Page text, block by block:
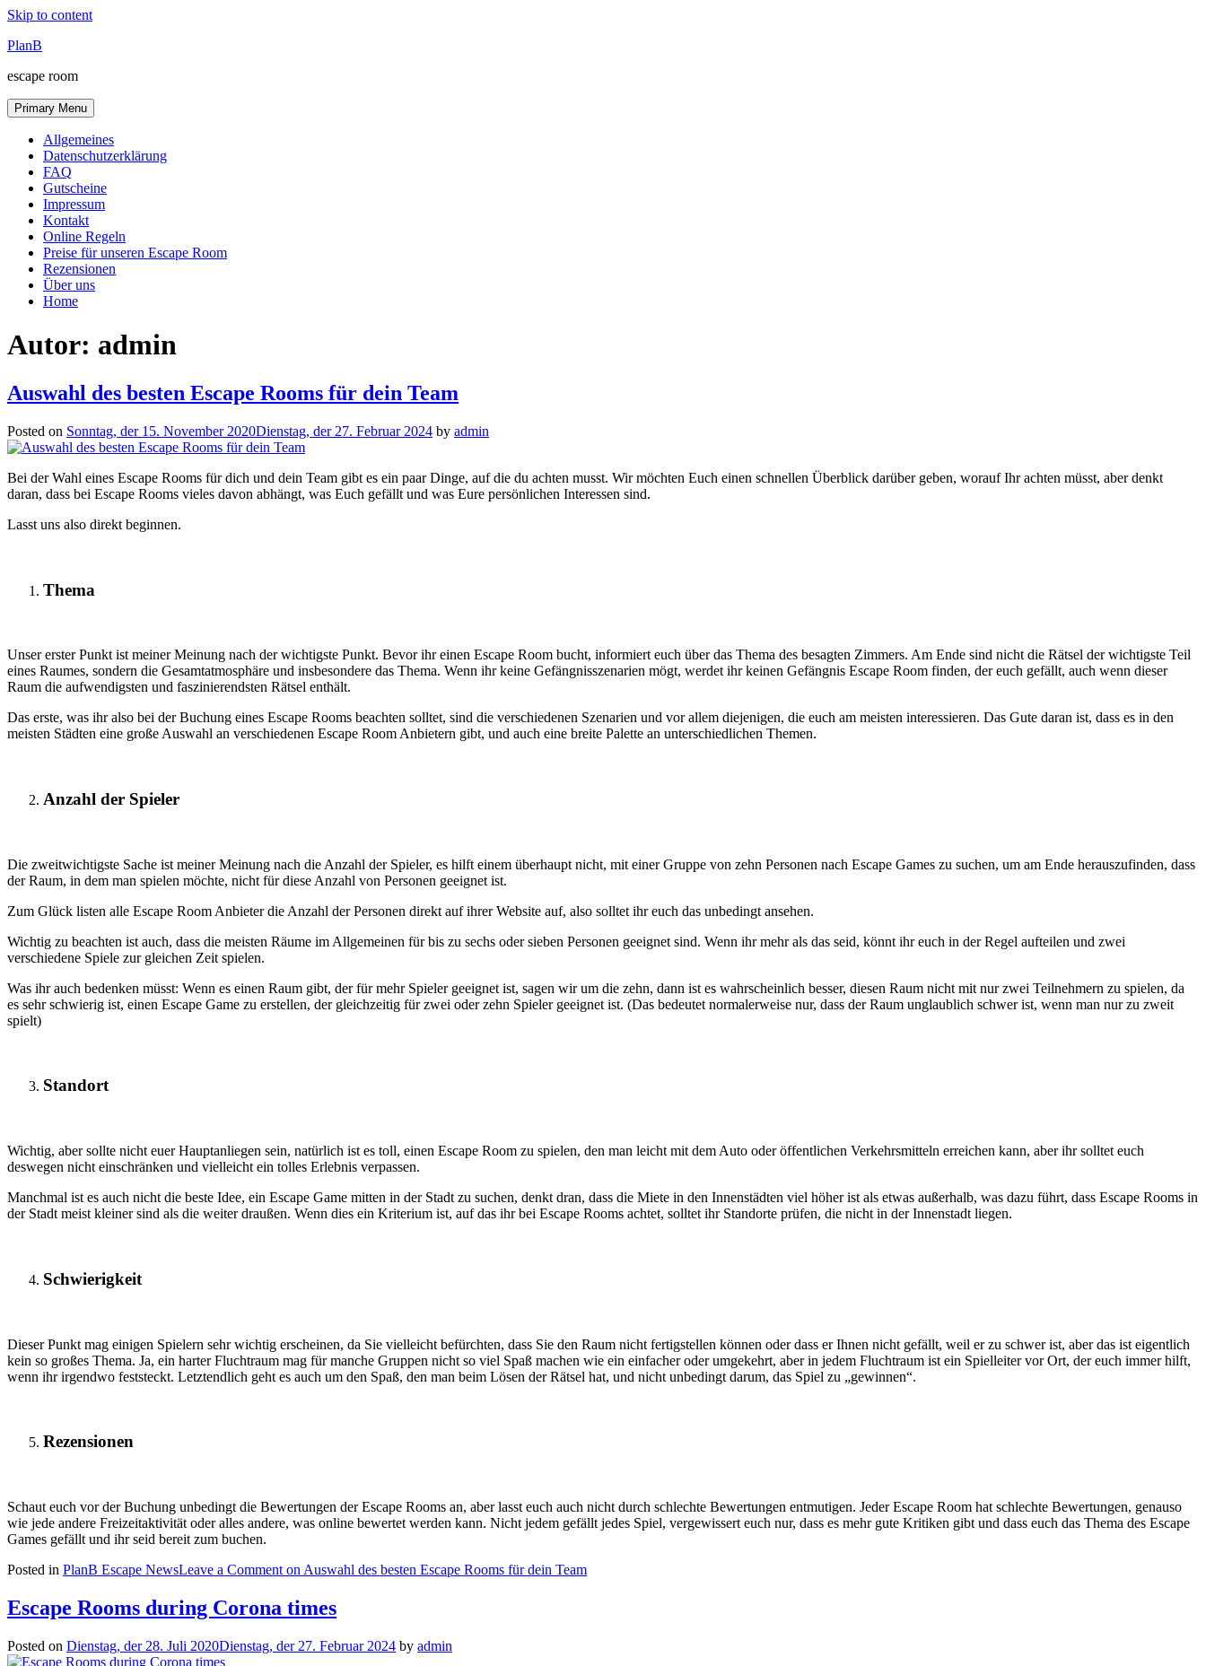
Skip to content
PlanB
escape room
Primary Menu
Allgemeines
Datenschutzerklärung
FAQ
Gutscheine
Impressum
Kontakt
Online Regeln
Preise für unseren Escape Room
Rezensionen
Über uns
Home
Autor: admin
Auswahl des besten Escape Rooms für dein Team
Posted on Sonntag, der 15. November 2020Dienstag, der 27. Februar 2024 by admin
Bei der Wahl eines Escape Rooms für dich und dein Team gibt es ein paar Dinge, auf die du achten musst. Wir möchten Euch einen schnellen Überblick darüber geben, worauf Ihr achten müsst, aber denkt
daran, dass bei Escape Rooms vieles davon abhängt, was Euch gefällt und was Eure persönlichen Interessen sind.
Lasst uns also direkt beginnen.
Thema
Unser erster Punkt ist meiner Meinung nach der wichtigste Punkt. Bevor ihr einen Escape Room bucht, informiert euch über das Thema des besagten Zimmers. Am Ende sind nicht die Rätsel der wichtigste Teil
eines Raumes, sondern die Gesamtatmosphäre und insbesondere das Thema. Wenn ihr keine Gefängnisszenarien mögt, werdet ihr keinen Gefängnis Escape Room finden, der euch gefällt, auch wenn dieser
Raum die aufwendigsten und faszinierendsten Rätsel enthält.
Das erste, was ihr also bei der Buchung eines Escape Rooms beachten solltet, sind die verschiedenen Szenarien und vor allem diejenigen, die euch am meisten interessieren. Das Gute daran ist, dass es in den
meisten Städten eine große Auswahl an verschiedenen Escape Room Anbietern gibt, und auch eine breite Palette an unterschiedlichen Themen.
Anzahl der Spieler
Die zweitwichtigste Sache ist meiner Meinung nach die Anzahl der Spieler, es hilft einem überhaupt nicht, mit einer Gruppe von zehn Personen nach Escape Games zu suchen, um am Ende herauszufinden, dass
der Raum, in dem man spielen möchte, nicht für diese Anzahl von Personen geeignet ist.
Zum Glück listen alle Escape Room Anbieter die Anzahl der Personen direkt auf ihrer Website auf, also solltet ihr euch das unbedingt ansehen.
Wichtig zu beachten ist auch, dass die meisten Räume im Allgemeinen für bis zu sechs oder sieben Personen geeignet sind. Wenn ihr mehr als das seid, könnt ihr euch in der Regel aufteilen und zwei
verschiedene Spiele zur gleichen Zeit spielen.
Was ihr auch bedenken müsst: Wenn es einen Raum gibt, der für mehr Spieler geeignet ist, sagen wir um die zehn, dann ist es wahrscheinlich besser, diesen Raum nicht mit nur zwei Teilnehmern zu spielen, da
es sehr schwierig ist, einen Escape Game zu erstellen, der gleichzeitig für zwei oder zehn Spieler geeignet ist. (Das bedeutet normalerweise nur, dass der Raum unglaublich schwer ist, wenn man nur zu zweit
spielt)
Standort
Wichtig, aber sollte nicht euer Hauptanliegen sein, natürlich ist es toll, einen Escape Room zu spielen, den man leicht mit dem Auto oder öffentlichen Verkehrsmitteln erreichen kann, aber ihr solltet euch
deswegen nicht einschränken und vielleicht ein tolles Erlebnis verpassen.
Manchmal ist es auch nicht die beste Idee, ein Escape Game mitten in der Stadt zu suchen, denkt dran, dass die Miete in den Innenstädten viel höher ist als etwas außerhalb, was dazu führt, dass Escape Rooms in
der Stadt meist kleiner sind als die weiter draußen. Wenn dies ein Kriterium ist, auf das ihr bei Escape Rooms achtet, solltet ihr Standorte prüfen, die nicht in der Innenstadt liegen.
Schwierigkeit
Dieser Punkt mag einigen Spielern sehr wichtig erscheinen, da Sie vielleicht befürchten, dass Sie den Raum nicht fertigstellen können oder dass er Ihnen nicht gefällt, weil er zu schwer ist, aber das ist eigentlich
kein so großes Thema. Ja, ein harter Fluchtraum mag für manche Gruppen nicht so viel Spaß machen wie ein einfacher oder umgekehrt, aber in jedem Fluchtraum ist ein Spielleiter vor Ort, der euch immer hilft,
wenn ihr irgendwo feststeckt. Letztendlich geht es auch um den Spaß, den man beim Lösen der Rätsel hat, und nicht unbedingt darum, das Spiel zu „gewinnen“.
Rezensionen
Schaut euch vor der Buchung unbedingt die Bewertungen der Escape Rooms an, aber lasst euch auch nicht durch schlechte Bewertungen entmutigen. Jeder Escape Room hat schlechte Bewertungen, genauso
wie jede andere Freizeitaktivität oder alles andere, was online bewertet werden kann. Nicht jedem gefällt jedes Spiel, vergewissert euch nur, dass es mehr gute Kritiken gibt und dass euch das Thema des Escape
Games gefällt und ihr seid bereit zum buchen.
Posted in PlanB Escape NewsLeave a Comment on Auswahl des besten Escape Rooms für dein Team
Escape Rooms during Corona times
Posted on Dienstag, der 28. Juli 2020Dienstag, der 27. Februar 2024 by admin